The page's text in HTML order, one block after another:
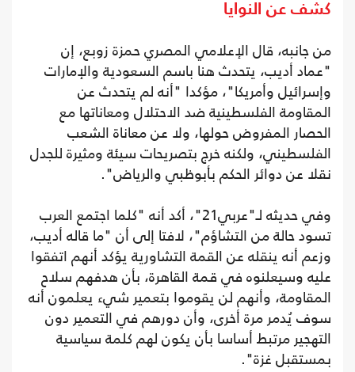
كشف عن النوايا
من جانبه، قال الإعلامي المصري حمزة زوبع، إن
"عماد أديب، يتحدث هنا باسم السعودية والإمارات
وإسرائيل وأمريكا"، مؤكدا "أنه لم يتحدث عن
المقاومة الفلسطينية ضد الاحتلال ومعاناتها مع
الحصار المفروض حولها، ولا عن معاناة الشعب
الفلسطيني، ولكنه خرج بتصريحات سيئة ومثيرة للجدل
نقلا عن دوائر الحكم بأبوظبي والرياض".
وفي حديثه لـ"عربي21"، أكد أنه "كلما اجتمع العرب
تسود حالة من التشاؤم"، لافتا إلى أن "ما قاله أديب،
وزعم أنه ينقله عن القمة التشاورية يؤكد أنهم اتفقوا
عليه وسيعلنوه في قمة القاهرة، بأن هدفهم سلاح
المقاومة، وأنهم لن يقوموا بتعمير شيء يعلمون أنه
سوف يُدمر مرة أخرى، وأن دورهم في التعمير دون
التهجير مرتبط أساسا بأن يكون لهم كلمة سياسية
بمستقبل غزة".